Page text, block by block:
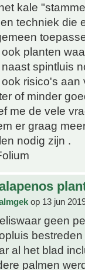
kale
techniek die
planten
spintluis
risico's aan
of minder
me de vele
er graag
nodig zijn .
op 13 jun
geen
al het blad
palmen